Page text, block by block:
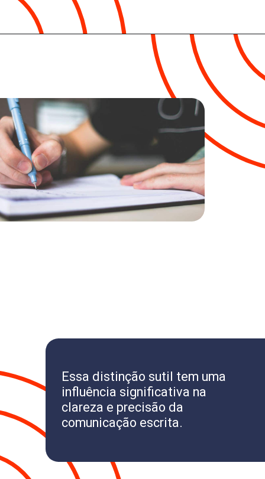
Essa distinção sutil tem uma
influência significativa na
clareza e precisão da
comunicação escrita.